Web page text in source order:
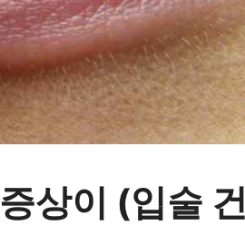
상이 (입술 건